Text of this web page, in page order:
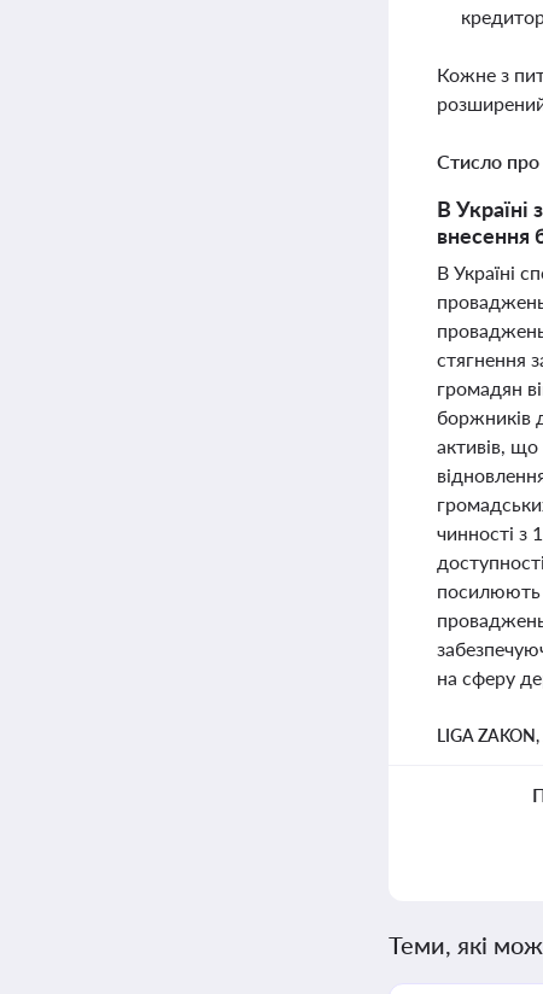
Кожне з
Стисло про
В Україні
внесення
В Україні
стягнення
громадян
боржників
активів, що
чинності з
посилюють
на сферу
LIGA ZAKON,
Теми, які